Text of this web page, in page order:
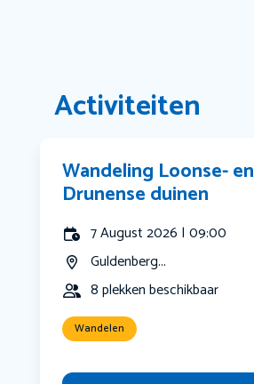
Activiteiten
Wandeling Loonse- en
Drunense duinen
7 August 2026 | 09:00
Guldenberg...
8 plekken beschikbaar
Wandelen